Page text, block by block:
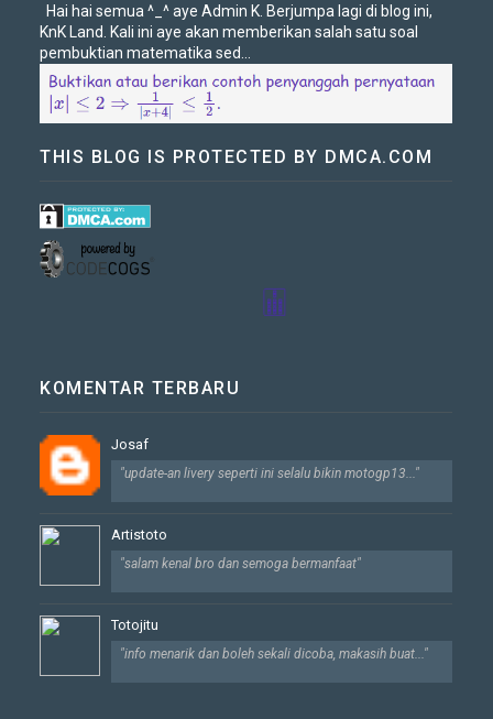
Hai hai semua ^_^ aye Admin K. Berjumpa lagi di blog ini,
KnK Land. Kali ini aye akan memberikan salah satu soal
pembuktian matematika sed...
THIS BLOG IS PROTECTED BY DMCA.COM
KOMENTAR TERBARU
Josaf
"update-an livery seperti ini selalu bikin motogp13..."
Artistoto
"salam kenal bro dan semoga bermanfaat"
Totojitu
"info menarik dan boleh sekali dicoba, makasih buat..."